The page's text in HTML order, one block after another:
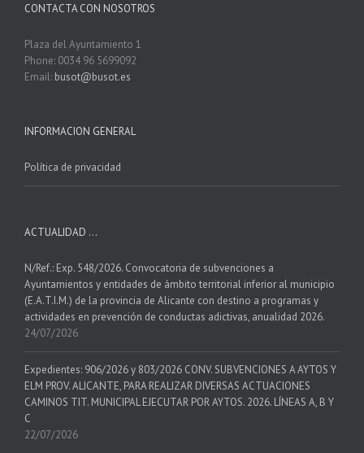
CONTACTA CON NOSOTROS
Plaza del Ayuntamiento 1
Phone: 0034 96 5699092
Email: busot@busot.es
INFORMACION GENERAL
Política de privacidad
ACTUALIDAD …
N/Ref.: Exp. 548/2026. Convocatoria de subvenciones a
Ayuntamientos y entidades de ámbito territorial inferior al municipio
(E.A.T.I.M.) de la provincia de Alicante con destino a programas y
actividades en prevención de conductas adictivas, anualidad 2026.
24/07/2026
Expedientes: 906/2026 y 803/2026 CONV. SUBVENCIONES A AYTOS Y
ELM PROV. ALICANTE, PARA REALIZAR DIVERSAS ACTUACIONES
CAMINOS TIT. MUNICIPAL EJECUTAR POR AYTOS. 2026. LÍNEAS A, B Y
C
22/07/2026